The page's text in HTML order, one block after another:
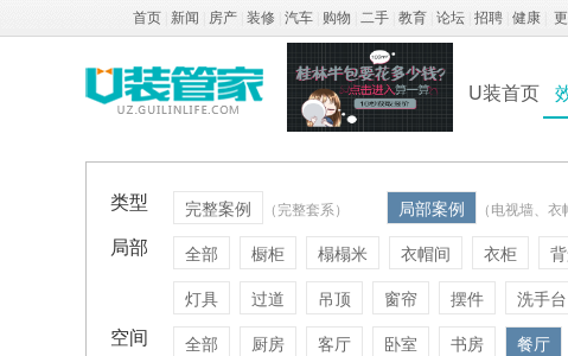
首页 新闻 房产 装修 汽车 购物 二手 教育 论坛 招聘 健康
U装首页
类型 完整案例 （完整套系） 局部案例 （电视墙、
局部 全部 橱柜 榻榻米 衣帽间 衣柜
灯具
过道 吊顶 窗帘 摆件 洗手台
空间 全部 厨房 客厅 卧室 书房 餐厅